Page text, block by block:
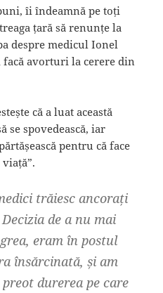
îi îndeamnă pe toți
țară să renunțe la
despre medicul Ionel
facă avorturi la cerere din
că a luat această
se spovedească, iar
pentru că face
trăiesc ancorați
de a nu mai
eram în postul
însărcinată, și am
durerea pe care